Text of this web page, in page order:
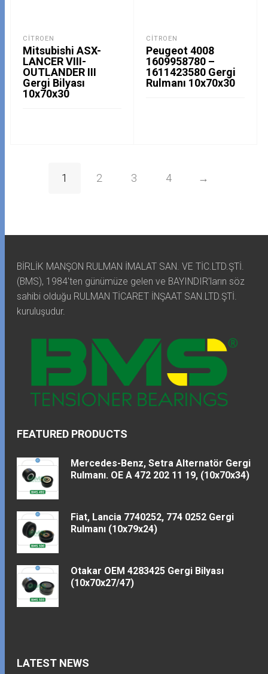
CITROEN
Mitsubishi ASX-
LANCER VIII-
OUTLANDER III
Gergi Bilyası
10x70x30
CITROEN
Peugeot 4008
1609958780 –
1611423580 Gergi
Rulmanı 10x70x30
1 2 3 4 →
BİRLİK MANŞON RULMAN İMALAT SAN. VE TİC.LTD.ŞTİ.
(BMS), 1984'ten günümüze gelen ve BAYINDIR'ların söz
sahibi olduğu RULMAN TİCARET İNŞAAT SAN.LTD.ŞTİ.
kuruluşudur.
FEATURED PRODUCTS
Mercedes-Benz, Setra Alternatör Gergi
Rulmanı. OE A 472 202 11 19, (10x70x34)
Fiat, Lancia 7740252, 774 0252 Gergi
Rulmanı (10x79x24)
Otakar OEM 4283425 Gergi Bilyası
(10x70x27/47)
LATEST NEWS